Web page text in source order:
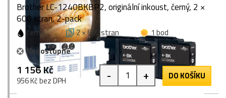
Brother LC-1240BKBP2, originální inkoust, černý, 2 ×
600 stran, 2-pack
černá 2 × 600 stran
1 bod
Nedostupné
1 156 Kč
956 Kč bez DPH - + DO KOŠÍKU